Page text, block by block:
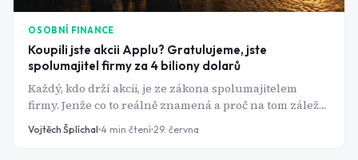
OSOBNÍ FINANCE
Koupili jste akcii Applu? Gratulujeme, jste
spolumajitel firmy za 4 biliony dolarů
Každý, kdo drží akcii, je ze zákona spolumajitelem
firmy. Jenže co to reálně znamená a proč na tom záleží
víc, než si většina lidí myslí?
Vojtěch Šplíchal 4 min čtení 29. června